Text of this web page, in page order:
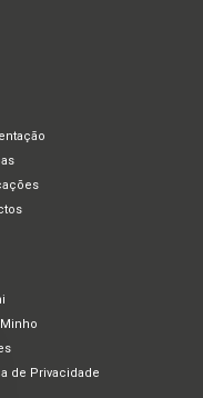
de Privacidade